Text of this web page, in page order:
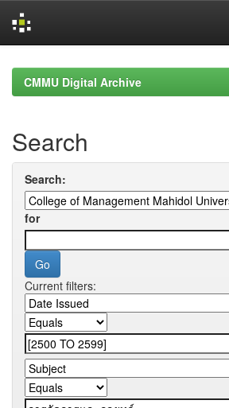
navigationCMMU Digital Archive
Search
Search:
for
Current filters: